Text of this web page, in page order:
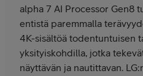
alpha 7 AI Processor Gen8
entistä paremmalla
4K-sisältöä todentuntuisen
yksityiskohdilla, jotka
näyttävän ja nautittavan.